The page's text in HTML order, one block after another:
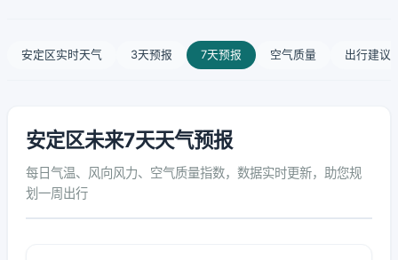
安定区实时天气 3天预报 7天预报 空气质量 出行建议
安定区未来7天天气预报
每日气温、风向风力、空气质量指数，数据实时更新，助您规
划一周出行